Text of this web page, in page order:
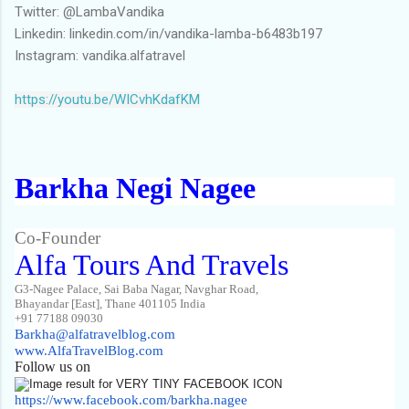
Twitter: @LambaVandika
Linkedin: linkedin.com/in/vandika-lamba-b6483b197
Instagram: vandika.alfatravel
https://youtu.be/WICvhKdafKM
Barkha Negi Nagee
Co-Founder
Alfa Tours And Travels
G3-Nagee Palace, Sai Baba Nagar, Navghar Road,
Bhayandar [East], Thane 401105 India
+91 77188 09030
Barkha@alfatravelblog.com
www.AlfaTravelBlog.com
Follow us on
https://www.facebook.com/barkha.nagee